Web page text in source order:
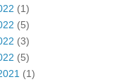
(1)
(5)
(3)
(5)
(1)